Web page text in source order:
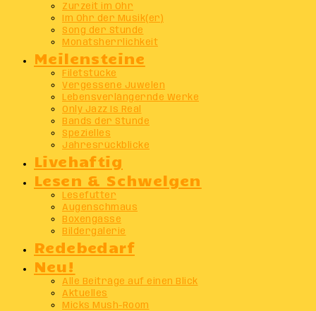
Zurzeit im Ohr
Im Ohr der Musik(er)
Song der Stunde
Monatsherrlichkeit
Meilensteine
Filetstücke
Vergessene Juwelen
Lebensverlängernde Werke
Only Jazz Is Real
Bands der Stunde
Spezielles
Jahresrückblicke
Livehaftig
Lesen & Schwelgen
Lesefutter
Augenschmaus
Boxengasse
Bildergalerie
Redebedarf
Neu!
Alle Beiträge auf einen Blick
Aktuelles
Micks Mush-Room